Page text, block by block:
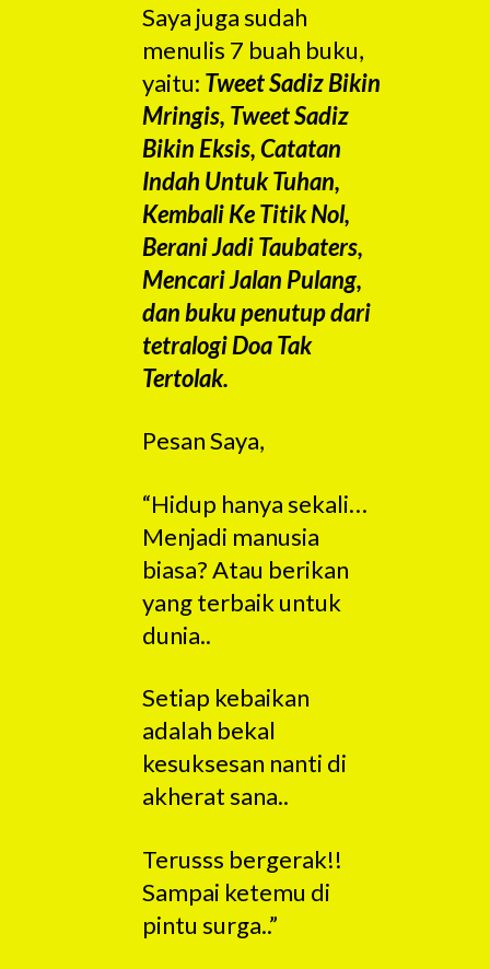
Saya juga sudah
menulis 7 buah buku,
yaitu: Tweet Sadiz Bikin
Mringis, Tweet Sadiz
Bikin Eksis, Catatan
Indah Untuk Tuhan,
Kembali Ke Titik Nol,
Berani Jadi Taubaters,
Mencari Jalan Pulang,
dan buku penutup dari
tetralogi Doa Tak
Tertolak.
Pesan Saya,
“Hidup hanya sekali…
Menjadi manusia
biasa? Atau berikan
yang terbaik untuk
dunia..
Setiap kebaikan
adalah bekal
kesuksesan nanti di
akherat sana..
Terusss bergerak!!
Sampai ketemu di
pintu surga..”